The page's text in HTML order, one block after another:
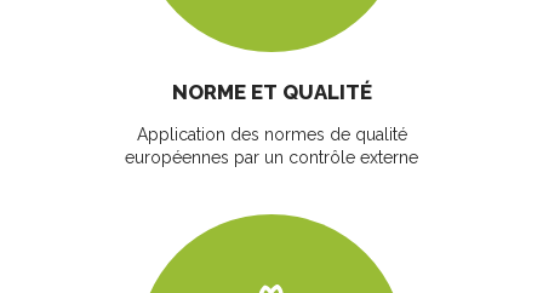
NORME ET QUALITÉ
Application des normes de qualité
européennes par un contrôle externe